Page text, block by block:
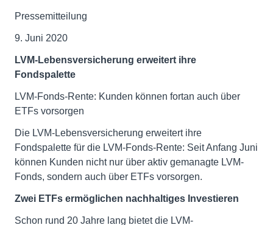
Pressemitteilung
9. Juni 2020
LVM-Lebensversicherung erweitert ihre
Fondspalette
LVM-Fonds-Rente: Kunden können fortan auch über
ETFs vorsorgen
Die LVM-Lebensversicherung erweitert ihre
Fondspalette für die LVM-Fonds-Rente: Seit Anfang Juni
können Kunden nicht nur über aktiv gemanagte LVM-
Fonds, sondern auch über ETFs vorsorgen.
Zwei ETFs ermöglichen nachhaltiges Investieren
Schon rund 20 Jahre lang bietet die LVM-